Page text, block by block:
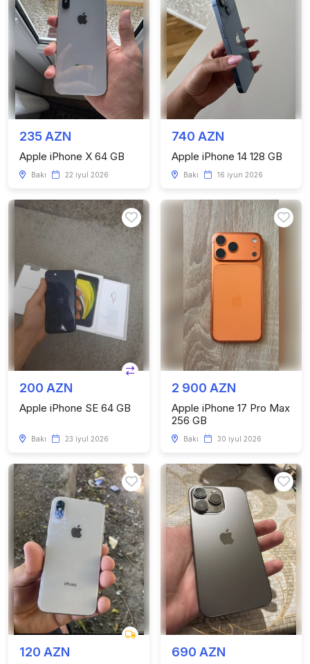
235 AZN
Apple iPhone X 64 GB
Bakı 22 iyul 2026
740 AZN
Apple iPhone 14 128 GB
Bakı 16 iyun 2026
200 AZN
Apple iPhone SE 64 GB
Bakı 23 iyul 2026
2 900 AZN
Apple iPhone 17 Pro Max
256 GB
Bakı 30 iyul 2026
120 AZN 690 AZN